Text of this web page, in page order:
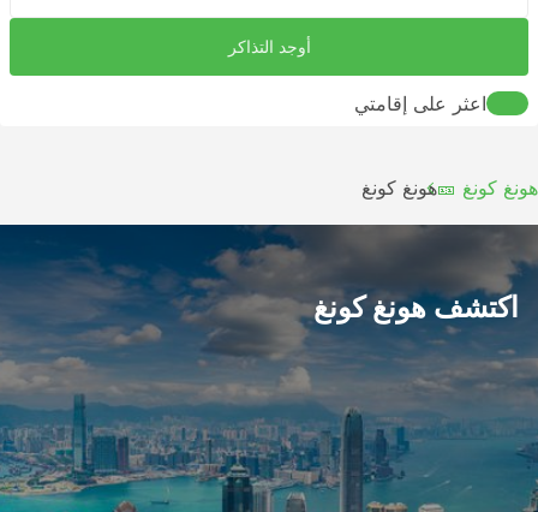
أوجد التذاكر
اعثر على إقامتي
هونغ كونغ 🎫هونغ كونغ
اكتشف هونغ كونغ